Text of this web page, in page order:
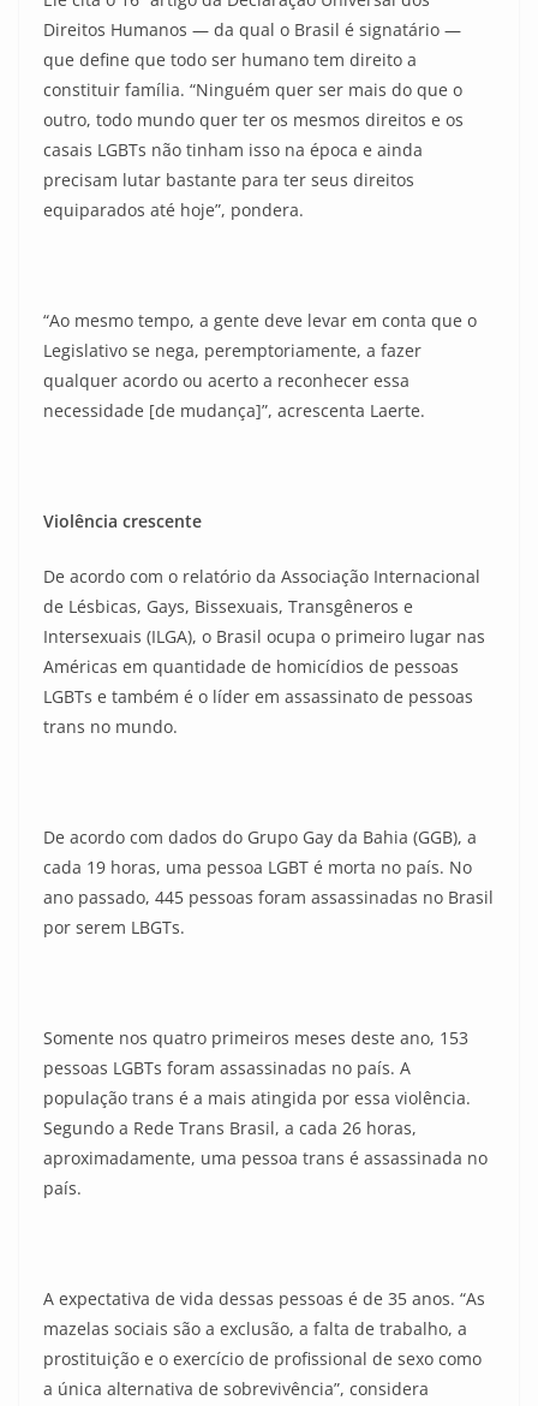
Direitos Humanos — da qual o Brasil é signatário —
que define que todo ser humano tem direito a
constituir família. “Ninguém quer ser mais do que o
outro, todo mundo quer ter os mesmos direitos e os
casais LGBTs não tinham isso na época e ainda
precisam lutar bastante para ter seus direitos
equiparados até hoje”, pondera.
“Ao mesmo tempo, a gente deve levar em conta que o
Legislativo se nega, peremptoriamente, a fazer
qualquer acordo ou acerto a reconhecer essa
necessidade [de mudança]”, acrescenta Laerte.
Violência crescente
De acordo com o relatório da Associação Internacional
de Lésbicas, Gays, Bissexuais, Transgêneros e
Intersexuais (ILGA), o Brasil ocupa o primeiro lugar nas
Américas em quantidade de homicídios de pessoas
LGBTs e também é o líder em assassinato de pessoas
trans no mundo.
De acordo com dados do Grupo Gay da Bahia (GGB), a
cada 19 horas, uma pessoa LGBT é morta no país. No
ano passado, 445 pessoas foram assassinadas no Brasil
por serem LBGTs.
Somente nos quatro primeiros meses deste ano, 153
pessoas LGBTs foram assassinadas no país. A
população trans é a mais atingida por essa violência.
Segundo a Rede Trans Brasil, a cada 26 horas,
aproximadamente, uma pessoa trans é assassinada no
país.
A expectativa de vida dessas pessoas é de 35 anos. “As
mazelas sociais são a exclusão, a falta de trabalho, a
prostituição e o exercício de profissional de sexo como
a única alternativa de sobrevivência”, considera